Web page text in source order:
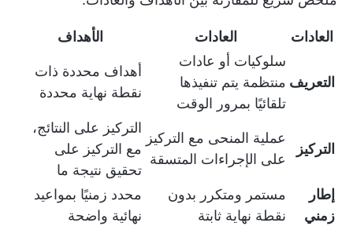
العادات العادات الأهداف
التعريف
سلوكيات أو عادات
منتظمة يتم تنفيذها
تلقائيًا بمرور الوقت
أهداف محددة ذات
نقطة نهاية محددة
التركيز
عملية المنحى مع التركيز
على الإجراءات المتسقة
التركيز على النتائج،
مع التركيز على
تحقيق نتيجة ما
إطار
زمني
مستمر ومتكرر بدون
نقطة نهاية ثابتة
محدد زمنيًا بمواعيد
نهائية واضحة